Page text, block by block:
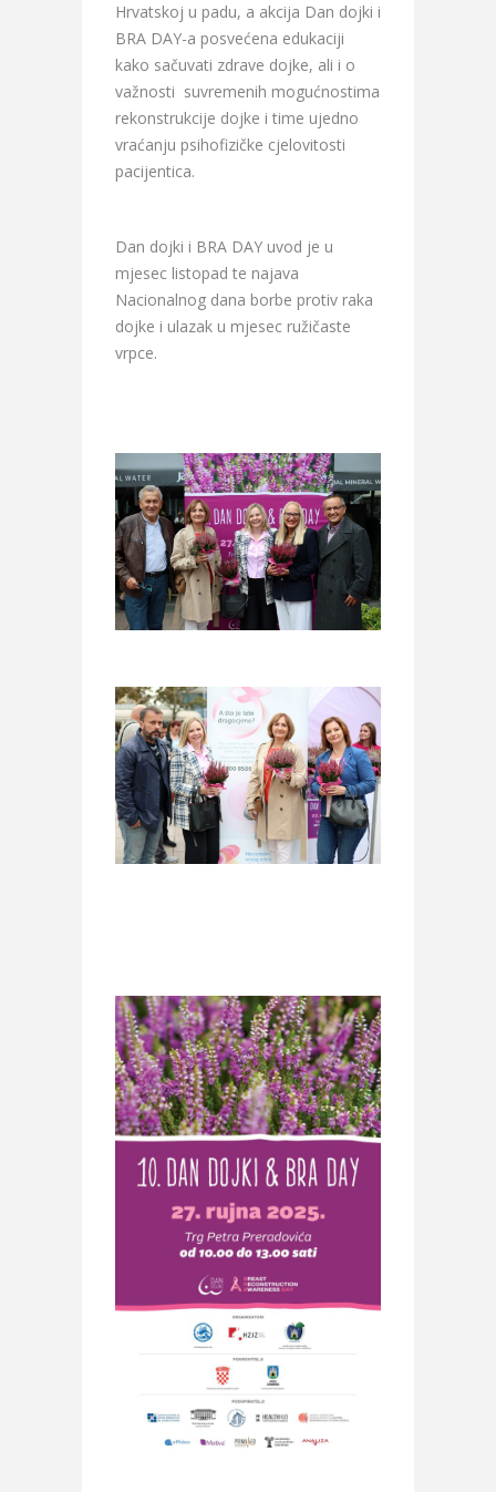
Hrvatskoj u padu, a akcija Dan dojki i
BRA DAY-a posvećena edukaciji
kako sačuvati zdrave dojke, ali i o
važnosti suvremenih mogućnostima
rekonstrukcije dojke i time ujedno
vraćanju psihofizičke cjelovitosti
pacijentica.
Dan dojki i BRA DAY uvod je u
mjesec listopad te najava
Nacionalnog dana borbe protiv raka
dojke i ulazak u mjesec ružičaste
vrpce.